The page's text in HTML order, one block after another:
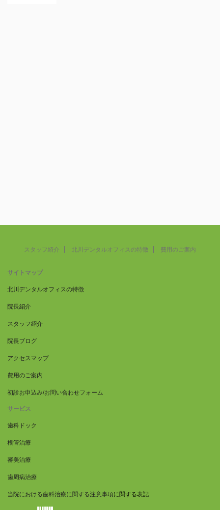
スタッフ紹介 北川デンタルオフィスの特徴 費用のご案内
サイトマップ
北川デンタルオフィスの特徴
院長紹介
スタッフ紹介
院長ブログ
アクセスマップ
費用のご案内
初診お申込み/お問い合わせフォーム
サービス
歯科ドック
根管治療
審美治療
歯周病治療
当院における歯科治療に関する注意事項に関する表記